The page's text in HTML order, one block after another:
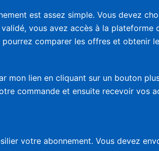
est assez simple. Vous devez
vous avez accès à la plateforme
comparer les offres et obtenir
mon lien en cliquant sur un bouton
commande et ensuite recevoir vos
votre abonnement. Vous devez